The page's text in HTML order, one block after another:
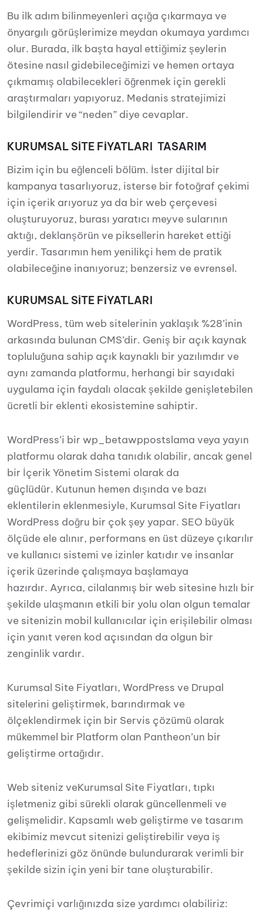
Bu ilk adım bilinmeyenleri açığa çıkarmaya ve
önyargılı görüşlerimize meydan okumaya yardımcı
olur. Burada, ilk başta hayal ettiğimiz şeylerin
ötesine nasıl gidebileceğimizi ve hemen ortaya
çıkmamış olabilecekleri öğrenmek için gerekli
araştırmaları yapıyoruz. Medanis stratejimizi
bilgilendirir ve “neden” diye cevaplar.
KURUMSAL SİTE FİYATLARI TASARIM
Bizim için bu eğlenceli bölüm. İster dijital bir
kampanya tasarlıyoruz, isterse bir fotoğraf çekimi
için içerik arıyoruz ya da bir web çerçevesi
oluşturuyoruz, burası yaratıcı meyve sularının
aktığı, deklanşörün ve piksellerin hareket ettiği
yerdir. Tasarımın hem yenilikçi hem de pratik
olabileceğine inanıyoruz; benzersiz ve evrensel.
KURUMSAL SİTE FİYATLARI
WordPress, tüm web sitelerinin yaklaşık %28’inin
arkasında bulunan CMS’dir. Geniş bir açık kaynak
topluluğuna sahip açık kaynaklı bir yazılımdır ve
aynı zamanda platformu, herhangi bir sayıdaki
uygulama için faydalı olacak şekilde genişletebilen
ücretli bir eklenti ekosistemine sahiptir.
WordPress’i bir wp_betawppostslama veya yayın
platformu olarak daha tanıdık olabilir, ancak genel
bir İçerik Yönetim Sistemi olarak da
güçlüdür. Kutunun hemen dışında ve bazı
eklentilerin eklenmesiyle, Kurumsal Site Fiyatları
WordPress doğru bir çok şey yapar. SEO büyük
ölçüde ele alınır, performans en üst düzeye çıkarılır
ve kullanıcı sistemi ve izinler katıdır ve insanlar
içerik üzerinde çalışmaya başlamaya
hazırdır. Ayrıca, cilalanmış bir web sitesine hızlı bir
şekilde ulaşmanın etkili bir yolu olan olgun temalar
ve sitenizin mobil kullanıcılar için erişilebilir olması
için yanıt veren kod açısından da olgun bir
zenginlik vardır.
Kurumsal Site Fiyatları, WordPress ve Drupal
sitelerini geliştirmek, barındırmak ve
ölçeklendirmek için bir Servis çözümü olarak
mükemmel bir Platform olan Pantheon’un bir
geliştirme ortağıdır.
Web siteniz veKurumsal Site Fiyatları, tıpkı
işletmeniz gibi sürekli olarak güncellenmeli ve
gelişmelidir. Kapsamlı web geliştirme ve tasarım
ekibimiz mevcut sitenizi geliştirebilir veya iş
hedeflerinizi göz önünde bulundurarak verimli bir
şekilde sizin için yeni bir tane oluşturabilir.
Çevrimiçi varlığınızda size yardımcı olabiliriz: